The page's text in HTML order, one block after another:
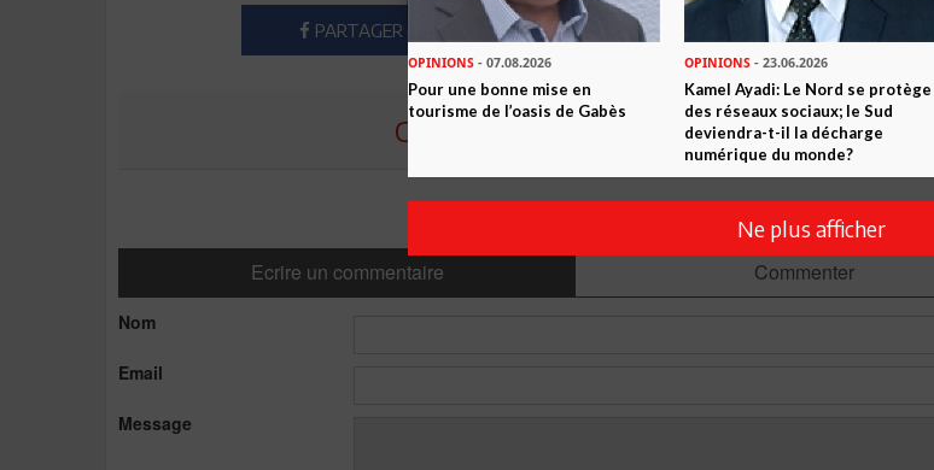
PARTAGER TWEETER ABONNEZ-VOUS
COMMENTER CET ARTICLE
5
Ecrire un commentaire Commenter
Nom
Email
Message
OPINIONS - 07.08.2026
Pour une bonne mise en
tourisme de l’oasis de Gabès
OPINIONS - 23.06.2026
Kamel Ayadi: Le Nord se protège
des réseaux sociaux; le Sud
deviendra-t-il la décharge
numérique du monde?
Ne plus afficher